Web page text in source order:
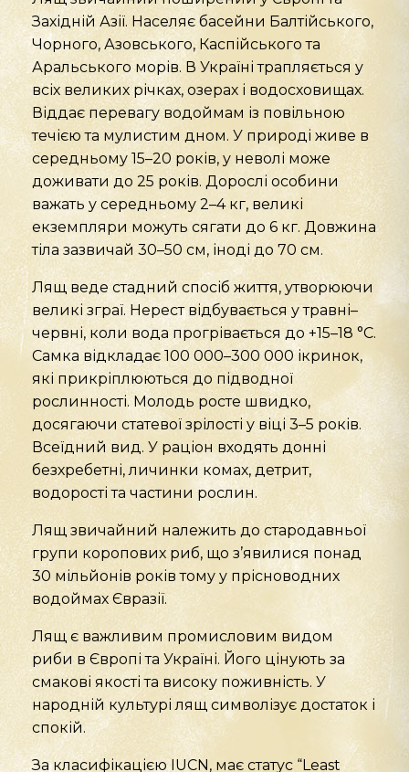
Західній Азії. Населяє басейни Балтійського,
Чорного, Азовського, Каспійського та
Аральського морів. В Україні трапляється у
всіх великих річках, озерах і водосховищах.
Віддає перевагу водоймам із повільною
течією та мулистим дном. У природі живе в
середньому 15–20 років, у неволі може
доживати до 25 років. Дорослі особини
важать у середньому 2–4 кг, великі
екземпляри можуть сягати до 6 кг. Довжина
тіла зазвичай 30–50 см, іноді до 70 см.
Лящ веде стадний спосіб життя, утворюючи
великі зграї. Нерест відбувається у травні–
червні, коли вода прогрівається до +15–18 °C.
Самка відкладає 100 000–300 000 ікринок,
які прикріплюються до підводної
рослинності. Молодь росте швидко,
досягаючи статевої зрілості у віці 3–5 років.
Всеїдний вид. У раціон входять донні
безхребетні, личинки комах, детрит,
водорості та частини рослин.
Лящ звичайний належить до стародавньої
групи коропових риб, що з’явилися понад
30 мільйонів років тому у прісноводних
водоймах Євразії.
Лящ є важливим промисловим видом
риби в Європі та Україні. Його цінують за
смакові якості та високу поживність. У
народній культурі лящ символізує достаток і
спокій.
За класифікацією IUCN, має статус “Least